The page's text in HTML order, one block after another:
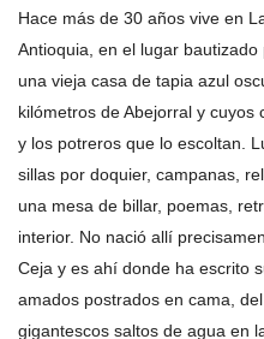
Hace más de 30 años vive en
Antioquia, en el lugar bautizado
una vieja casa de tapia azul
kilómetros de Abejorral y
y los potreros que lo escoltan.
sillas por doquier, campanas,
una mesa de billar, poemas,
interior. No nació allí
Ceja y es ahí donde ha escrito
amados postrados en cama,
gigantescos saltos de agua en